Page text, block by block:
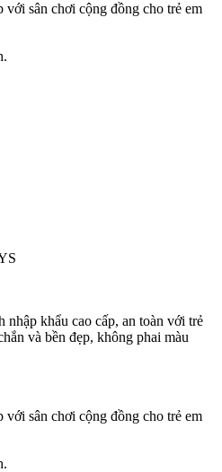
sân chơi cộng đồng cho trẻ em
khẩu cao cấp, an toàn với trẻ
và bền đẹp, không phai màu
sân chơi cộng đồng cho trẻ em